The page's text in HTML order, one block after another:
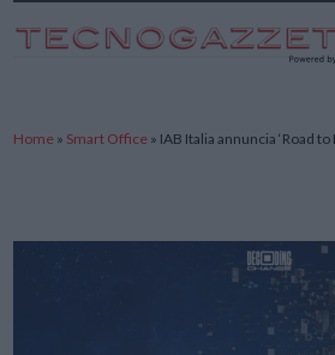
Home » Smart Office » IAB Italia annuncia ‘Road